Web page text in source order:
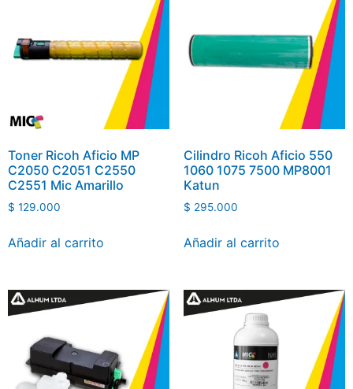
Toner Ricoh Aficio MP
C2050 C2051 C2550
C2551 Mic Amarillo
$ 129.000
Añadir al carrito
Cilindro Ricoh Aficio 550
1060 1075 7500 MP8001
Katun
$ 295.000
Añadir al carrito